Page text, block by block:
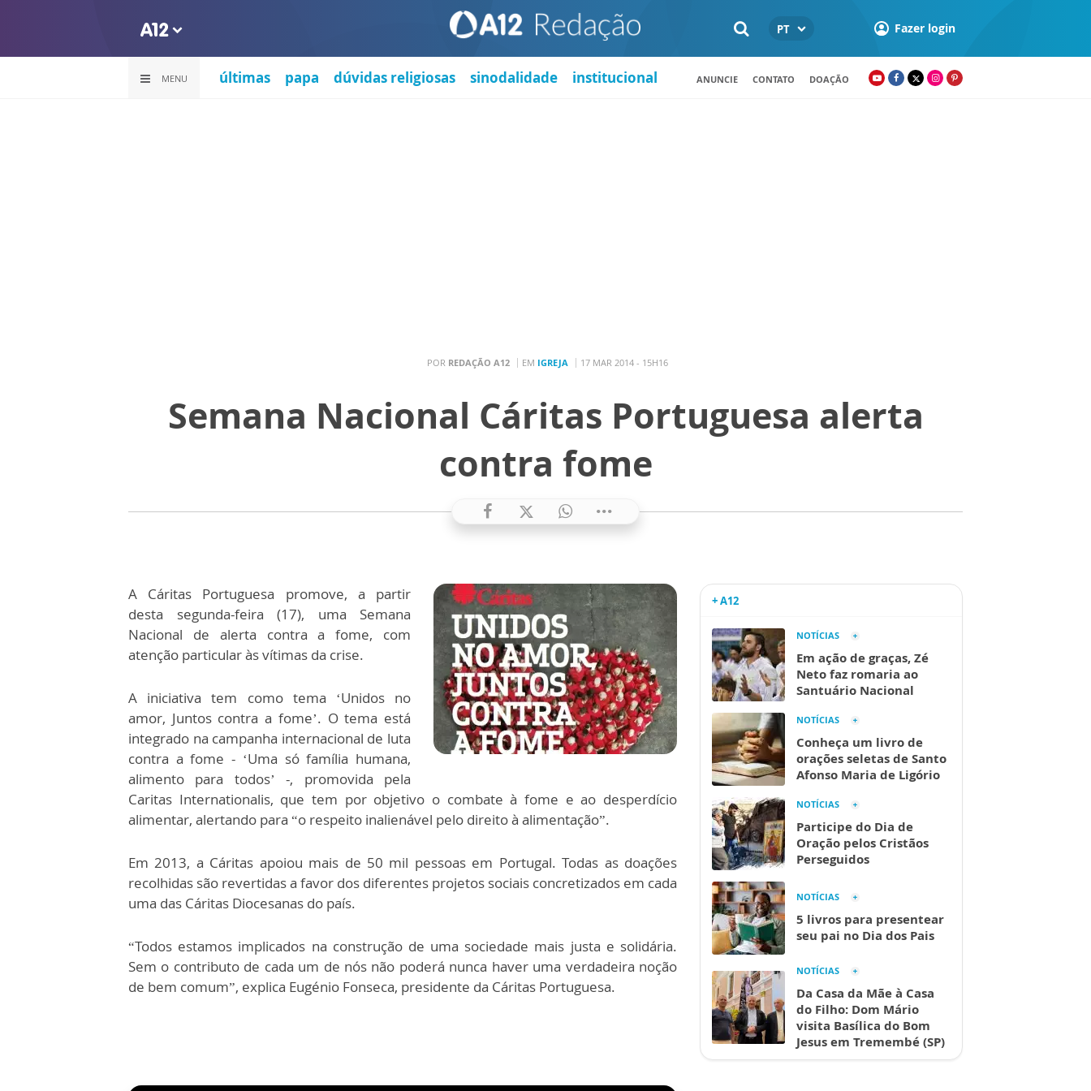
PT Fazer login
MENU últimas papa dúvidas religiosas sinodalidade institucional ANUNCIE CONTATO DOAÇÃO
POR REDAÇÃO A12 EM IGREJA 17 MAR 2014 - 15H16
Semana Nacional Cáritas Portuguesa alerta
contra fome
A Cáritas Portuguesa promove, a partir
desta segunda-feira (17), uma Semana
Nacional de alerta contra a fome, com
atenção particular às vítimas da crise.
A iniciativa tem como tema ‘Unidos no
amor, Juntos contra a fome’. O tema está
integrado na campanha internacional de luta
contra a fome - ‘Uma só família humana,
alimento para todos’ -, promovida pela
Caritas Internationalis, que tem por objetivo o combate à fome e ao desperdício
alimentar, alertando para “o respeito inalienável pelo direito à alimentação”.
Em 2013, a Cáritas apoiou mais de 50 mil pessoas em Portugal. Todas as doações
recolhidas são revertidas a favor dos diferentes projetos sociais concretizados em cada
uma das Cáritas Diocesanas do país.
“Todos estamos implicados na construção de uma sociedade mais justa e solidária.
Sem o contributo de cada um de nós não poderá nunca haver uma verdadeira noção
de bem comum”, explica Eugénio Fonseca, presidente da Cáritas Portuguesa.
+ A12
NOTÍCIAS
Em ação de graças, Zé
Neto faz romaria ao
Santuário Nacional
NOTÍCIAS
Conheça um livro de
orações seletas de Santo
Afonso Maria de Ligório
NOTÍCIAS
Participe do Dia de
Oração pelos Cristãos
Perseguidos
NOTÍCIAS
5 livros para presentear
seu pai no Dia dos Pais
NOTÍCIAS
Da Casa da Mãe à Casa
do Filho: Dom Mário
visita Basílica do Bom
Jesus em Tremembé (SP)